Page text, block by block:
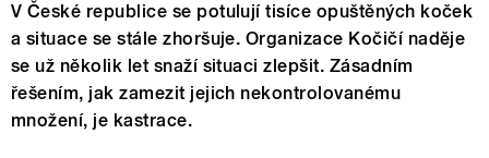
V České republice se potulují tisíce opuštěných koček
a situace se stále zhoršuje. Organizace Kočičí naděje
se už několik let snaží situaci zlepšit. Zásadním
řešením, jak zamezit jejich nekontrolovanému
množení, je kastrace.